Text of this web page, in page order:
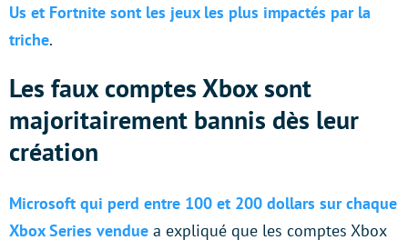
Us et Fortnite sont les jeux les plus impactés par la
triche.
Les faux comptes Xbox sont
majoritairement bannis dès leur
création
Microsoft qui perd entre 100 et 200 dollars sur chaque
Xbox Series vendue a expliqué que les comptes Xbox